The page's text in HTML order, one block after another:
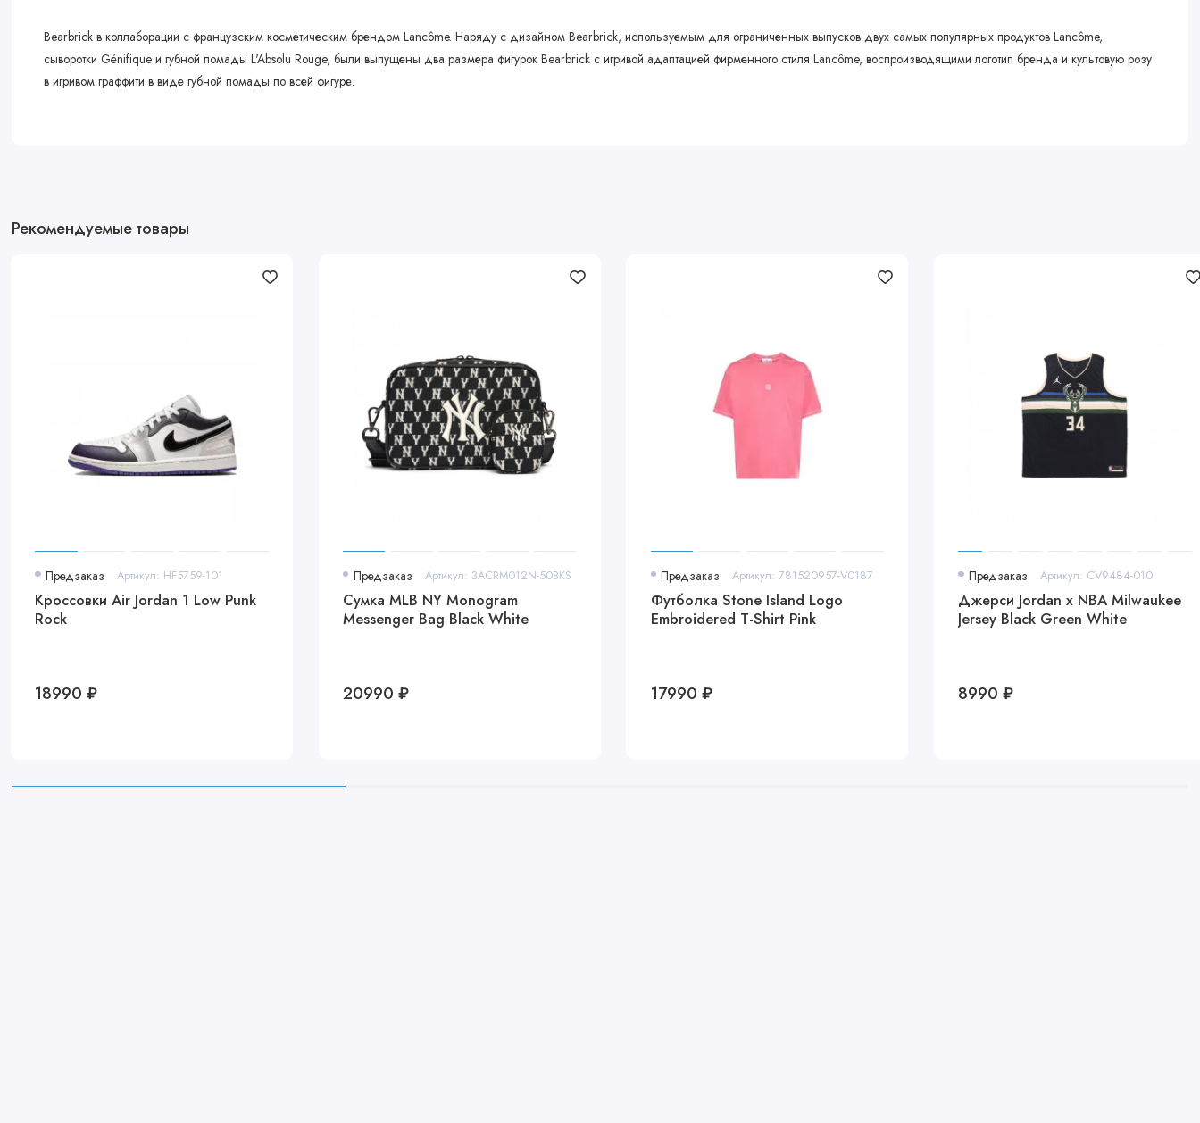
Bearbrick в коллаборации с французским косметическим брендом Lancôme. Наряду с дизайном Bearbrick, используемым для ограниченных выпусков двух самых популярных продуктов Lancôme,
сыворотки Génifique и губной помады L'Absolu Rouge, были выпущены два размера фигурок Bearbrick с игривой адаптацией фирменного стиля Lancôme, воспроизводящими логотип бренда и культовую розу
в игривом граффити в виде губной помады по всей фигуре.
Рекомендуемые товары
Предзаказ Артикул: HF5759-101
Кроссовки Air Jordan 1 Low Punk
Rock
18990 ₽
Предзаказ Артикул: 3ACRM012N-50BKS
Сумка MLB NY Monogram
Messenger Bag Black White
20990 ₽
Предзаказ Артикул: 781520957-V0187
Футболка Stone Island Logo
Embroidered T-Shirt Pink
17990 ₽
Предзаказ Артикул: CV9484-010
Джерси Jordan x NBA Milwaukee
Jersey Black Green White
8990 ₽